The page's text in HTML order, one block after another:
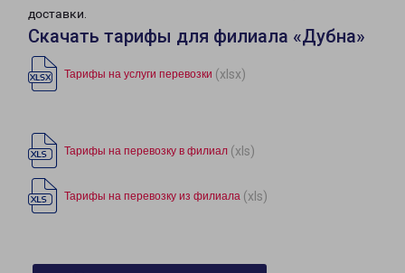
доставки.
Скачать тарифы для филиала «Дубна»
Тарифы на услуги перевозки (xlsx)
Тарифы на перевозку в филиал (xls)
Тарифы на перевозку из филиала (xls)